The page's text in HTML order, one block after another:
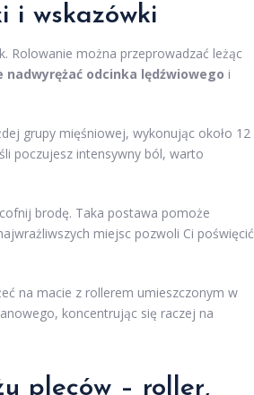
i wskazówki
Rolowanie można przeprowadzać leżąc
nadwyrężać odcinka lędźwiowego i
grupy mięśniowej, wykonując około 12
poczujesz intensywny ból, warto
brodę. Taka postawa pomoże
miejsc pozwoli Ci poświęcić
na macie z rollerem umieszczonym w
koncentrując się raczej na
pleców – roller,